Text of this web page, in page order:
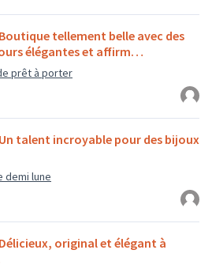
Boutique tellement belle avec des
élégantes et affirm…
prêt à porter
Un talent incroyable pour des bijoux
demi lune
Délicieux, original et élégant à